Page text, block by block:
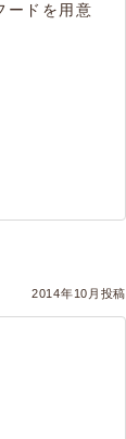
ードを用意
2014年10月投稿